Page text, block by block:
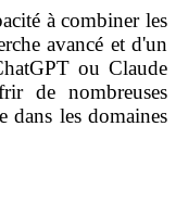
à combiner les
avancé et d'un
ou Claude
de nombreuses
dans les domaines